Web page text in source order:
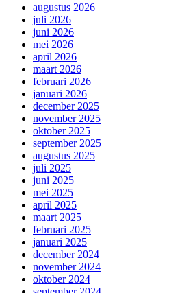
augustus 2026
juli 2026
juni 2026
mei 2026
april 2026
maart 2026
februari 2026
januari 2026
december 2025
november 2025
oktober 2025
september 2025
augustus 2025
juli 2025
juni 2025
mei 2025
april 2025
maart 2025
februari 2025
januari 2025
december 2024
november 2024
oktober 2024